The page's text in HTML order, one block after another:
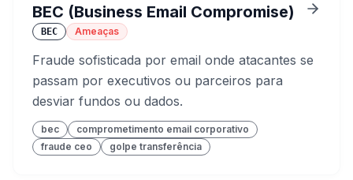
BEC (Business Email Compromise)
BEC Ameaças
Fraude sofisticada por email onde atacantes se
passam por executivos ou parceiros para
desviar fundos ou dados.
bec
comprometimento email corporativo
fraude ceo
golpe transferência